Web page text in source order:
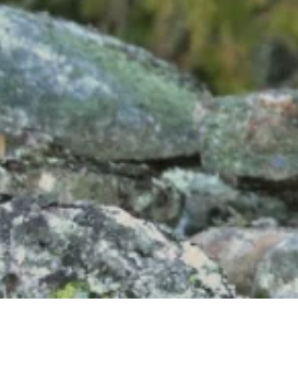
stronie zapamiętanie informacji, które
się użytkownik.
stron internetowych zrozumieć, w jaki
celu śledzenia użytkowników na stronach